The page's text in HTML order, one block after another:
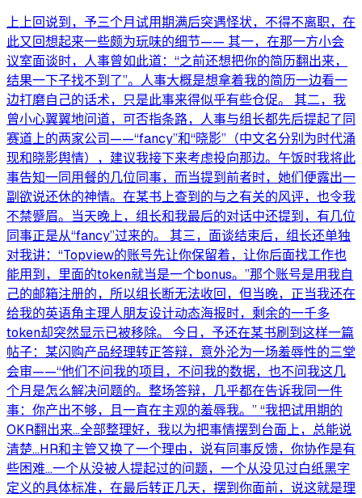
上上回说到，予三个月试用期满后突遇怪状，不得不离职，在
此又回想起来一些颇为玩味的细节—— 其一，在那一方小会
议室面谈时，人事曾如此道：“之前还想把你的简历翻出来，
结果一下子找不到了”。人事大概是想拿着我的简历一边看一
边打磨自己的话术，只是此事来得似乎有些仓促。 其二，我
曾小心翼翼地问道，可否指条路，人事与组长都先后提起了同
赛道上的两家公司——“fancy”和“晓影”（中文名分别为时代涌
现和晓影舆情），建议我接下来考虑投向那边。午饭时我将此
事告知一同用餐的几位同事，而当提到前者时，她们便露出一
副欲说还休的神情。在某书上查到的与之有关的风评，也令我
不禁蹙眉。当天晚上，组长和我最后的对话中还提到，有几位
同事正是从“fancy”过来的。 其三，面谈结束后，组长还单独
对我讲：“Topview的账号先让你保留着，让你后面找工作也
能用到，里面的token就当是一个bonus。”那个账号是用我自
己的邮箱注册的，所以组长断无法收回，但当晚，正当我还在
给我的英语角主理人朋友设计动态海报时，剩余的一千多
token却突然显示已被移除。 今日，予还在某书刷到这样一篇
帖子：某闪购产品经理转正答辩，意外沦为一场羞辱性的三堂
会审——“他们不问我的项目，不问我的数据，也不问我这几
个月是怎么解决问题的。整场答辩，几乎都在告诉我同一件
事：你产出不够，且一直在主观的羞辱我。” “我把试用期的
OKR翻出来...全部整理好，我以为把事情摆到台面上，总能说
清楚...HR和主管又换了一个理由，说有同事反馈，你协作是有
些困难...一个从没被人提起过的问题，一个从没见过白纸黑字
定义的具体标准，在最后转正几天，摆到你面前，说这就是理